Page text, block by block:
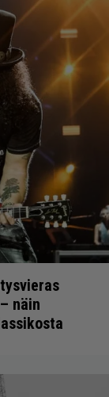
näin